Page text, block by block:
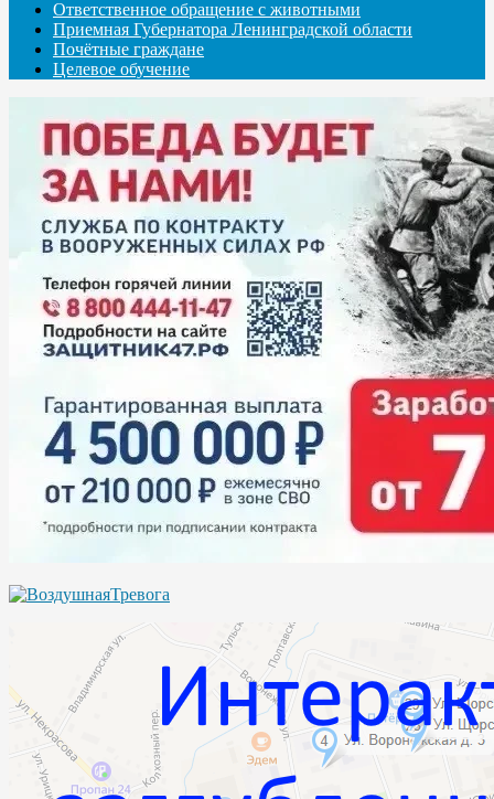
Ответственное обращение с животными
Приемная Губернатора Ленинградской области
Почётные граждане
Целевое обучение